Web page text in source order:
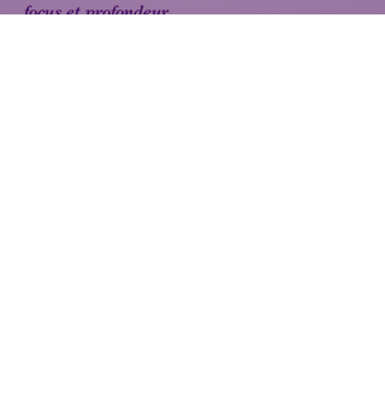
focus et profondeur